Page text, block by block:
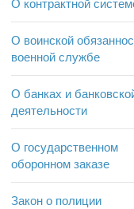
О контрактной
О воинской
военной службе
О банках и
деятельности
О государственном
оборонном заказе
Закон о полиции